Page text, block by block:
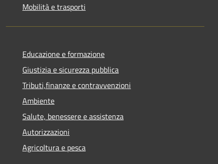
Mobilità e trasporti
Educazione e formazione
Giustizia e sicurezza pubblica
Tributi,finanze e contravvenzioni
Ambiente
Salute, benessere e assistenza
Autorizzazioni
Agricoltura e pesca